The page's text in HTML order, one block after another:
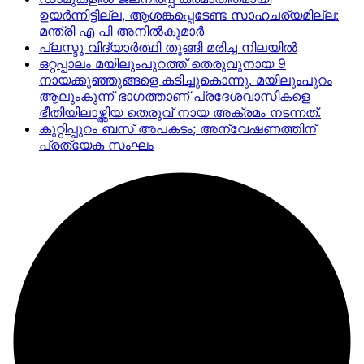
ഉയര്‍ന്നിട്ടില്ല, ആശങ്കപ്പെടേണ്ട സാഹചര്യമില്ല:
മന്ത്രി എ പി അനില്‍കുമാര്‍
പ്ലസ്ടു വിദ്യാർത്ഥി തുങ്ങി മരിച്ച നിലയിൽ
ഒറ്റപ്പാലം മയിലുംപുറത്ത് തെരുവുനായ 9
നായക്കുഞ്ഞുങ്ങളെ കടിച്ചുകൊന്നു. മയിലുംപുറം
ആലുംകുന്ന് ഭാഗത്താണ് പ്രദേശവാസികളെ
ഭീതിയിലാഴ്ത്തിയ തെരുവ് നായ അക്രമം നടന്നത്.
കുറ്റിപ്പുറം ബസ് അപകടം; അന്വേഷണത്തിന്
പ്രത്യേക സംഘം